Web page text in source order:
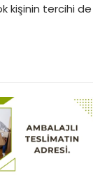
kişinin tercihi de